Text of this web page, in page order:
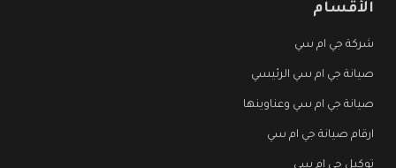
الأقسام
شركة جي ام سي
صيانة جي ام سي الرئيسي
صيانة جي ام سي وعناوينها
ارقام صيانة جي ام سي